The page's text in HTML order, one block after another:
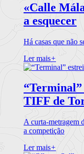
«Calle
a esquecer
Há casas que não
Ler mais+
TIFF de
A curta-metragem
a competição
Ler mais+